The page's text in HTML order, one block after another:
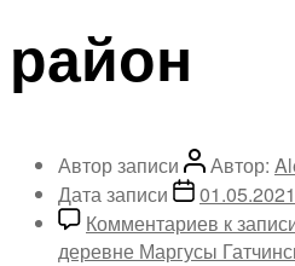
район
Автор записи Автор:
Дата записи
01.05.2021
Комментариев к
деревне Маргусы